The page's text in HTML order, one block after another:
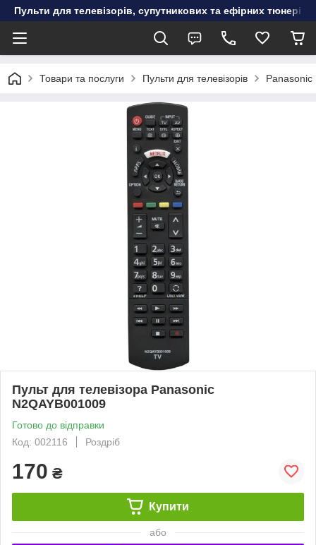
Пульти для телевізорів, супутникових та ефірних тюнерів,
Товари та послуги Пульти для телевізорів Panasonic
Пульт для телевізора Panasonic
N2QAYB001009
Готово до відправки
Код: 002116
Роздріб
170 ₴
Купити
або